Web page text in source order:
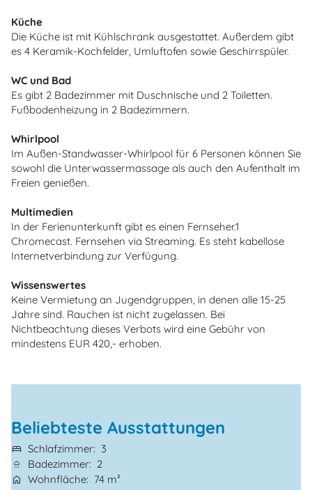
Küche
Die Küche ist mit Kühlschrank ausgestattet. Außerdem gibt
es 4 Keramik-Kochfelder, Umluftofen sowie Geschirrspüler.
WC und Bad
Es gibt 2 Badezimmer mit Duschnische und 2 Toiletten.
Fußbodenheizung in 2 Badezimmern.
Whirlpool
Im Außen-Standwasser-Whirlpool für 6 Personen können Sie
sowohl die Unterwassermassage als auch den Aufenthalt im
Freien genießen.
Multimedien
In der Ferienunterkunft gibt es einen Fernseher.1
Chromecast. Fernsehen via Streaming. Es steht kabellose
Internetverbindung zur Verfügung.
Wissenswertes
Keine Vermietung an Jugendgruppen, in denen alle 15-25
Jahre sind. Rauchen ist nicht zugelassen. Bei
Nichtbeachtung dieses Verbots wird eine Gebühr von
mindestens EUR 420,- erhoben.
Beliebteste Ausstattungen
Schlafzimmer
3
Badezimmer
2
Wohnfläche
74 m²